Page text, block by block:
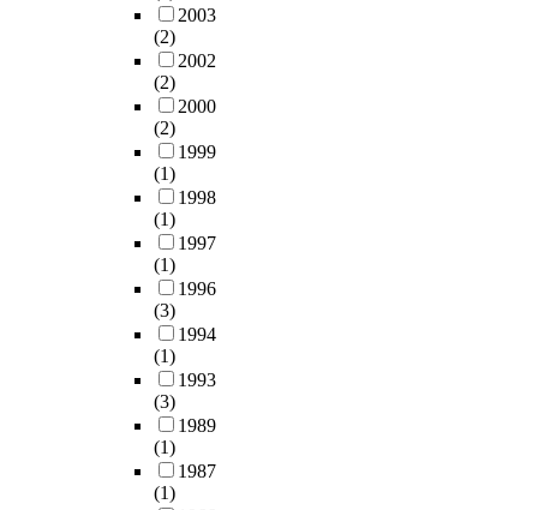
2003
(2)
2002
(2)
2000
(2)
1999
(1)
1998
(1)
1997
(1)
1996
(3)
1994
(1)
1993
(3)
1989
(1)
1987
(1)